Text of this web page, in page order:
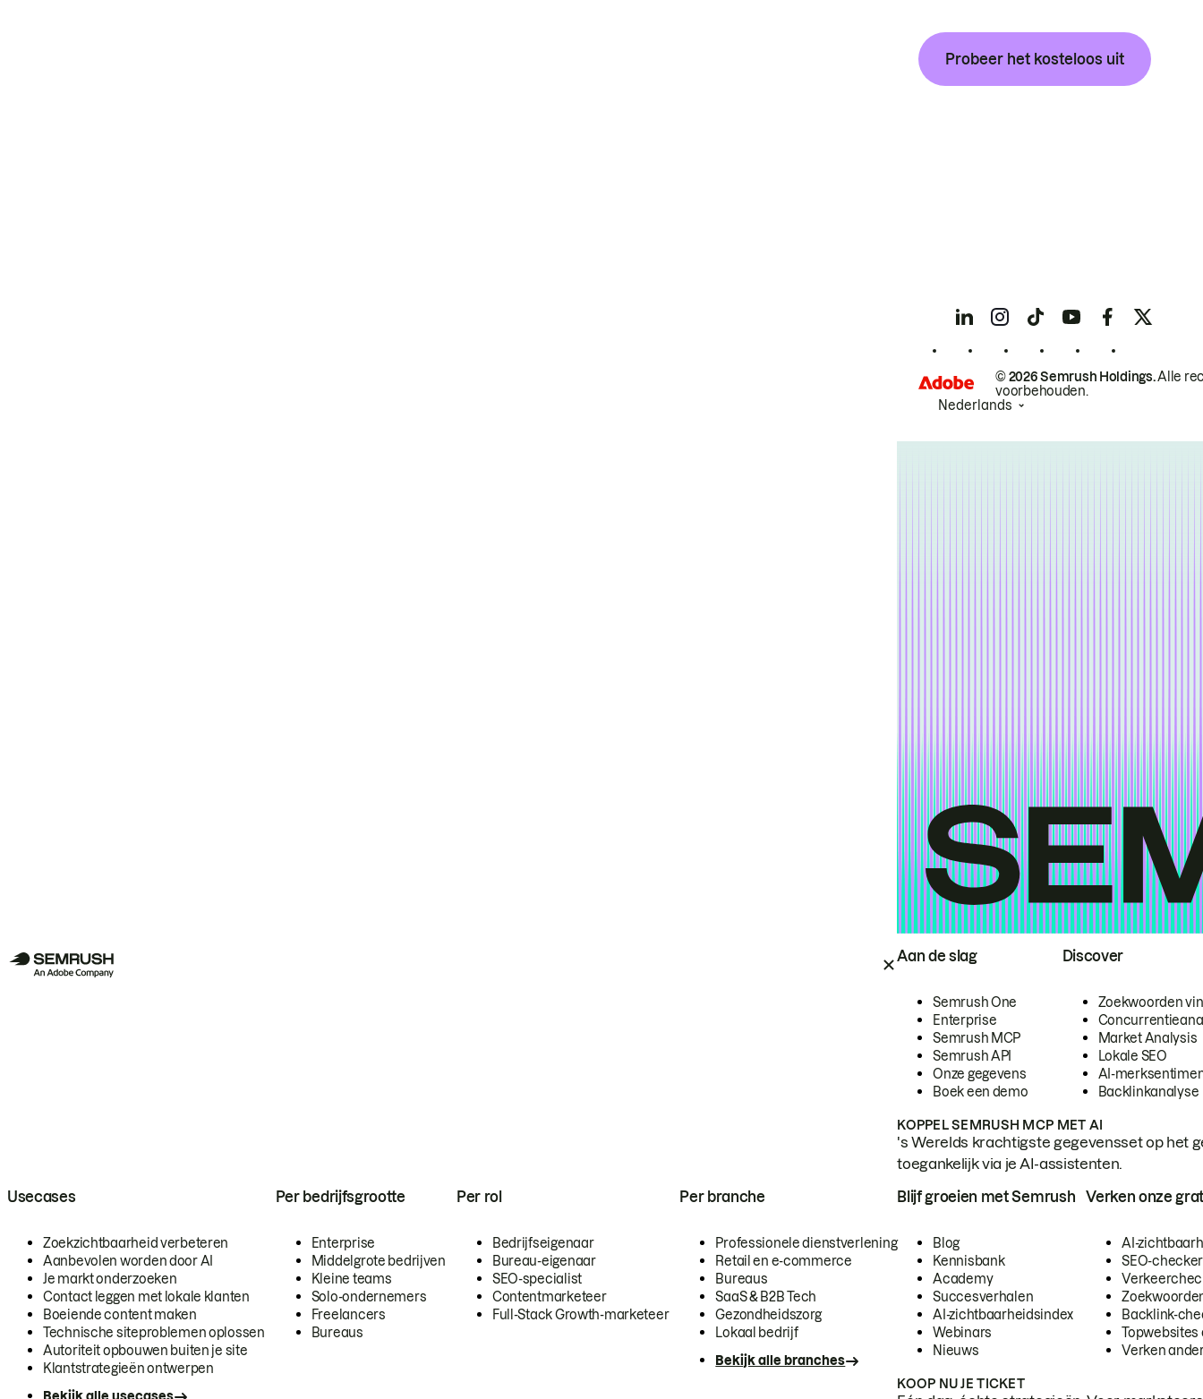
Aan de slag
Semrush One
Enterprise
Semrush MCP
Semrush API
Onze gegevens
Boek een demo
Discover
Zoekwoorden
Market Analysis
Lokale SEO
AI-
Backlinkanalyse
KOPPEL SEMRUSH MCP MET AI
's Werelds krachtigste gegevensset op het
toegankelijk via je AI-assistenten.
Usecases
Zoekzichtbaarheid verbeteren
Aanbevolen worden door AI
Je markt onderzoeken
Contact leggen met lokale klanten
Boeiende content maken
Technische siteproblemen oplossen
Autoriteit opbouwen buiten je site
Klantstrategieën ontwerpen
Per bedrijfsgrootte
Enterprise
Middelgrote bedrijven
Kleine teams
Solo-ondernemers
Freelancers
Bureaus
Per rol
Bedrijfseigenaar
Bureau-eigenaar
SEO-specialist
Contentmarketeer
Full-Stack Growth-marketeer
Per branche
Professionele dienstverlening
Retail en e-commerce
Bureaus
SaaS & B2B Tech
Gezondheidszorg
Lokaal bedrijf
Bekijk alle branches
Blijf groeien met Semrush
Blog
Kennisbank
Academy
Succesverhalen
AI-zichtbaarheidsindex
Webinars
Nieuws
Verken onze
AI-
SEO-checker
Backlink-
Topwebsites
Verken
KOOP NU JE TICKET
Probeer het kosteloos uit
© 2026 Semrush Holdings.Alle
voorbehouden.
Nederlands